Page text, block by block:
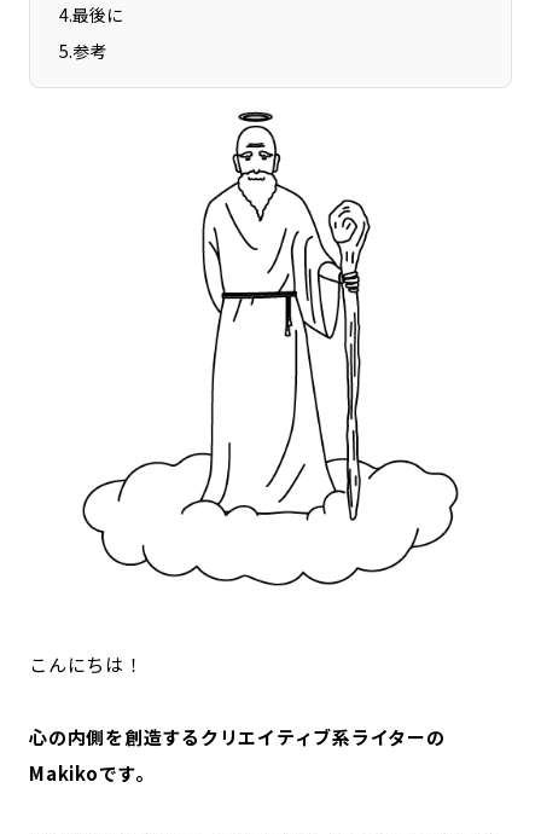
カテゴリから探す
地域を代表する 企業100選
行政連携記事
選出企業特別対談
SDGsの先駆者
飲食店
ニッポンの百選大全集
Sporkle
「人」から探す
4.最後に
5.参考
こんにちは！
心の内側を創造するクリエイティブ系ライターの
Makikoです。